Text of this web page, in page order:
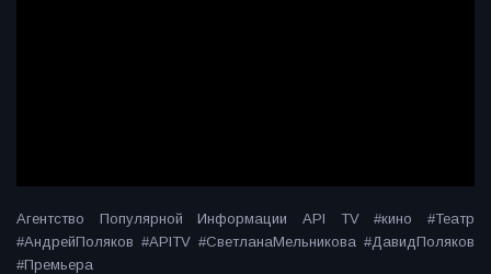
Агентство Популярной Информации API TV #кино #Театр
#АндрейПоляков #APITV #СветланаМельникова #ДавидПоляков
#Премьера